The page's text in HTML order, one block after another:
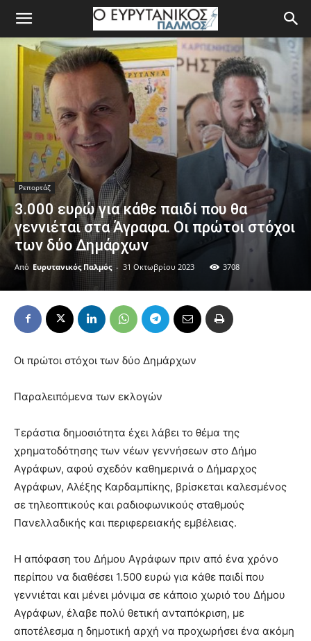
Ρεπορτάζ
3.000 ευρώ για κάθε παιδί που θα
γεννιέται στα Άγραφα. Οι πρώτοι στόχοι
των δύο Δημάρχων
Από Ευρυτανικός Παλμός - 31 Οκτωβρίου 2023 3708
Οι πρώτοι στόχοι των δύο Δημάρχων
Παραλειπόμενα των εκλογών
Τεράστια δημοσιότητα έχει λάβει το θέμα της
χρηματοδότησης των νέων γεννήσεων στο Δήμο
Αγράφων, αφού σχεδόν καθημερινά ο Δήμαρχος
Αγράφων, Αλέξης Καρδαμπίκης, βρίσκεται καλεσμένος
σε τηλεοπτικούς και ραδιοφωνικούς σταθμούς
Πανελλαδικής και περιφερειακής εμβέλειας.
Η απόφαση του Δήμου Αγράφων πριν από ένα χρόνο
περίπου να διαθέσει 1.500 ευρώ για κάθε παιδί που
γεννιέται και μένει μόνιμα σε κάποιο χωριό του Δήμου
Αγράφων, έλαβε πολύ θετική ανταπόκριση, με
αποτέλεσμα η δημοτική αρχή να προχωρήσει ένα ακόμη